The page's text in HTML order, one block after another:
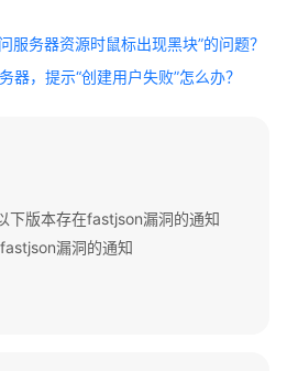
服务器资源时鼠标出现黑块”的问题？
，提示“创建用户失败”怎么办？
下版本存在fastjson漏洞的通知
漏洞的通知